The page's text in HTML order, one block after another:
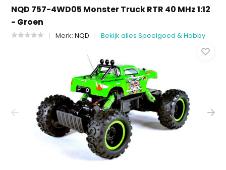
NQD 757-4WD05 Monster Truck RTR 40 MHz 1:12
- Groen
Merk:NQD Bekijk alles Speelgoed & Hobby